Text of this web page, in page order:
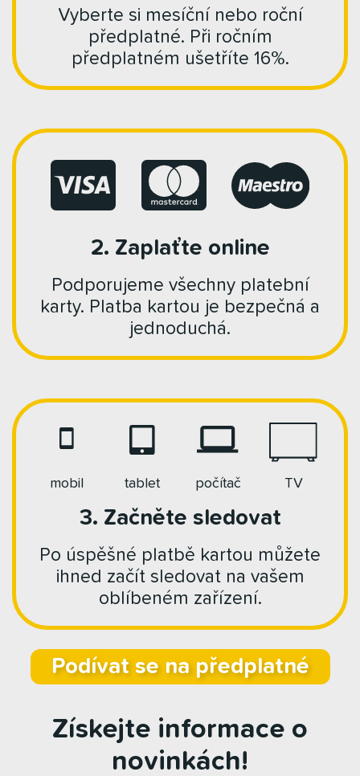
Vyberte si mesíční nebo roční
předplatné. Při ročním
předplatném ušetříte 16%.
2. Zaplaťte online
Podporujeme všechny platební
karty. Platba kartou je bezpečná a
jednoduchá.
mobil tablet počítač TV
3. Začněte sledovat
Po úspěšné platbě kartou můžete
ihned začít sledovat na vašem
oblíbeném zařízení.
Podívat se na předplatné
Získejte informace o
novinkách!